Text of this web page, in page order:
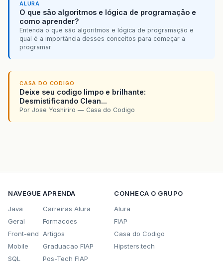
ALURA
O que são algoritmos e lógica de programação e
como aprender?
Entenda o que são algoritmos e lógica de programação e
qual é a importância desses conceitos para começar a
programar
CASA DO CODIGO
Deixe seu codigo limpo e brilhante:
Desmistificando Clean...
Por Jose Yoshiriro — Casa do Codigo
NAVEGUE
Java
Geral
Front-end
Mobile
SQL
APRENDA
Carreiras Alura
Formacoes
Artigos
Graduacao FIAP
Pos-Tech FIAP
CONHECA O GRUPO
Alura
FIAP
Casa do Codigo
Hipsters.tech